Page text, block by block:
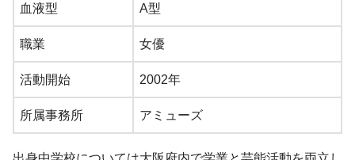
血液型 A型
職業 女優
活動開始 2002年
所属事務所 アミューズ